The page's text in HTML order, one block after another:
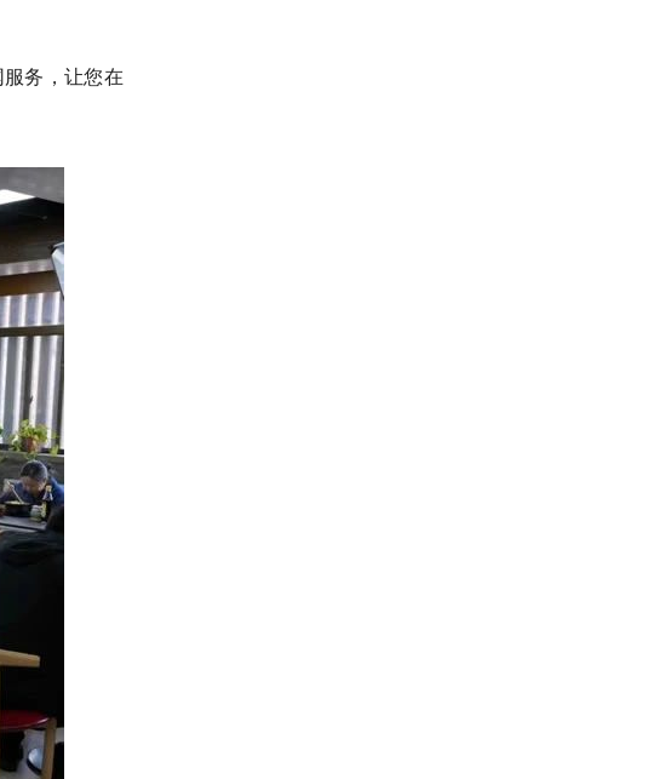
务，让您在